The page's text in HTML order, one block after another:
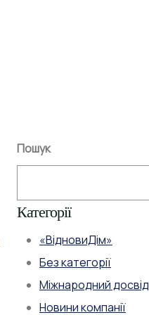
Пошук
Категорії
«ВідновиДім»
Без категорії
Міжнародний досвід
Новини компанії